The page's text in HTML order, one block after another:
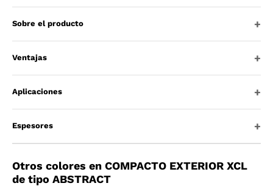
Sobre el producto
Ventajas
Aplicaciones
Espesores
Otros colores en COMPACTO EXTERIOR XCL
de tipo ABSTRACT